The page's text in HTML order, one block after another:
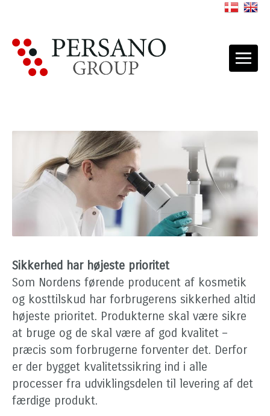
Sikkerhed har højeste prioritet
Som Nordens førende producent af kosmetik
og kosttilskud har forbrugerens sikkerhed altid
højeste prioritet. Produkterne skal være sikre
at bruge og de skal være af god kvalitet –
præcis som forbrugerne forventer det. Derfor
er der bygget kvalitetssikring ind i alle
processer fra udviklingsdelen til levering af det
færdige produkt.